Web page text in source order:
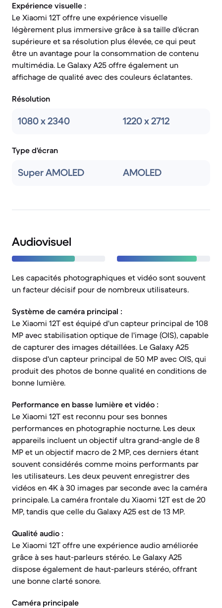
Expérience visuelle :
Le Xiaomi 12T offre une expérience visuelle
légèrement plus immersive grâce à sa taille d'écran
supérieure et sa résolution plus élevée, ce qui peut
être un avantage pour la consommation de contenu
multimédia. Le Galaxy A25 offre également un
affichage de qualité avec des couleurs éclatantes.
Résolution
1080 x 2340 1220 x 2712
Type d'écran
Super AMOLED AMOLED
Audiovisuel
Les capacités photographiques et vidéo sont souvent
un facteur décisif pour de nombreux utilisateurs.
Système de caméra principal :
Le Xiaomi 12T est équipé d'un capteur principal de 108
MP avec stabilisation optique de l'image (OIS), capable
de capturer des images détaillées. Le Galaxy A25
dispose d'un capteur principal de 50 MP avec OIS, qui
produit des photos de bonne qualité en conditions de
bonne lumière.
Performance en basse lumière et vidéo :
Le Xiaomi 12T est reconnu pour ses bonnes
performances en photographie nocturne. Les deux
appareils incluent un objectif ultra grand-angle de 8
MP et un objectif macro de 2 MP, ces derniers étant
souvent considérés comme moins performants par
les utilisateurs. Les deux peuvent enregistrer des
vidéos en 4K à 30 images par seconde avec la caméra
principale. La caméra frontale du Xiaomi 12T est de 20
MP, tandis que celle du Galaxy A25 est de 13 MP.
Qualité audio :
Le Xiaomi 12T offre une expérience audio améliorée
grâce à ses haut-parleurs stéréo. Le Galaxy A25
dispose également de haut-parleurs stéréo, offrant
une bonne clarté sonore.
Caméra principale